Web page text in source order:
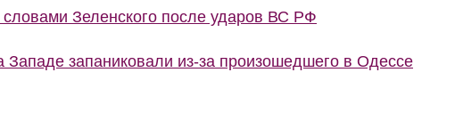
Зеленского после ударов ВС РФ
Западе запаниковали из-за произошедшего в Одессе